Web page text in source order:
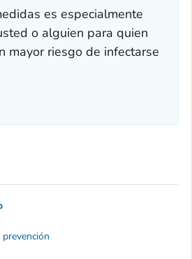
es especialmente
o alguien para quien
mayor riesgo de infectarse